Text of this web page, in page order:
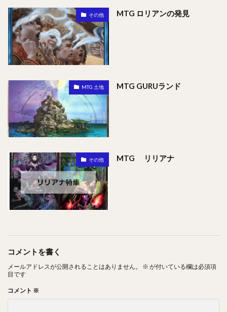
その他 MTG ロリアンの発見
MTG 土地 MTG GURUランド
その他 MTG リリアナ
コメントを書く
メールアドレスが公開されることはありません。 ※ が付いている欄は必須項
目です
コメント ※